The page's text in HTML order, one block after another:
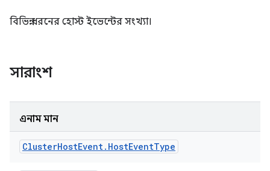
বিভিন্ন ধরনের হোস্ট ইভেন্টের সংখ্যা।
সারাংশ
এনাম মান
ClusterHostEvent. HostEventType